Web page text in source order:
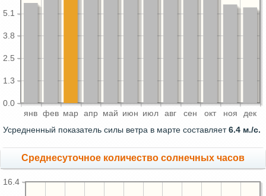
янв фев мар апр май июн июл авг сен окт ноя дек
0.0
1.3
2.5
3.8
5.1
Усредненный показатель силы ветра в марте составляет6.4 м./с.
Среднесуточное количество солнечных часов
16.4